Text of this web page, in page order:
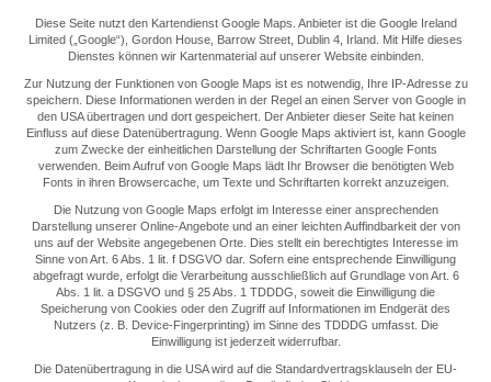
Diese Seite nutzt den Kartendienst Google Maps. Anbieter ist die Google Ireland
Limited („Google“), Gordon House, Barrow Street, Dublin 4, Irland. Mit Hilfe dieses
Dienstes können wir Kartenmaterial auf unserer Website einbinden.
Zur Nutzung der Funktionen von Google Maps ist es notwendig, Ihre IP-Adresse zu
speichern. Diese Informationen werden in der Regel an einen Server von Google in
den USA übertragen und dort gespeichert. Der Anbieter dieser Seite hat keinen
Einfluss auf diese Datenübertragung. Wenn Google Maps aktiviert ist, kann Google
zum Zwecke der einheitlichen Darstellung der Schriftarten Google Fonts
verwenden. Beim Aufruf von Google Maps lädt Ihr Browser die benötigten Web
Fonts in ihren Browsercache, um Texte und Schriftarten korrekt anzuzeigen.
Die Nutzung von Google Maps erfolgt im Interesse einer ansprechenden
Darstellung unserer Online-Angebote und an einer leichten Auffindbarkeit der von
uns auf der Website angegebenen Orte. Dies stellt ein berechtigtes Interesse im
Sinne von Art. 6 Abs. 1 lit. f DSGVO dar. Sofern eine entsprechende Einwilligung
abgefragt wurde, erfolgt die Verarbeitung ausschließlich auf Grundlage von Art. 6
Abs. 1 lit. a DSGVO und § 25 Abs. 1 TDDDG, soweit die Einwilligung die
Speicherung von Cookies oder den Zugriff auf Informationen im Endgerät des
Nutzers (z. B. Device-Fingerprinting) im Sinne des TDDDG umfasst. Die
Einwilligung ist jederzeit widerrufbar.
Die Datenübertragung in die USA wird auf die Standardvertragsklauseln der EU-